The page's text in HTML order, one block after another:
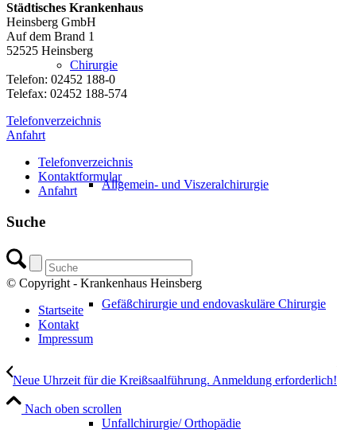
Chirurgie
Allgemein- und Viszeralchirurgie
Gefäßchirurgie und endovaskuläre Chirurgie
Unfallchirurgie/ Orthopädie
Städtisches Krankenhaus
Heinsberg GmbH
Auf dem Brand 1
52525 Heinsberg
Telefon: 02452 188-0
Telefax: 02452 188-574
Telefonverzeichnis
Anfahrt
Telefonverzeichnis
Kontaktformular
Anfahrt
Suche
© Copyright - Krankenhaus Heinsberg
Startseite
Kontakt
Impressum
Neue Uhrzeit für die Kreißsaalführung. Anmeldung erforderlich!
Nach oben scrollen